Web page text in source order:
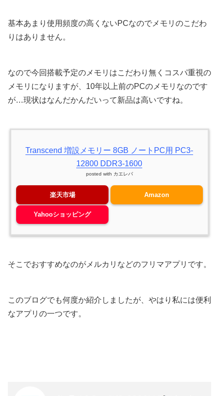
基本あまり使用頻度の高くないPCなのでメモリのこだわ
りはありません。
なので今回搭載予定のメモリはこだわり無くコスパ重視の
メモリになりますが、10年以上前のPCのメモリなのです
が…現状はなんだかんだいって新品は高いですね。
Transcend 増設メモリー 8GB ノートPC用 PC3-
12800 DDR3-1600
posted with カエレバ
楽天市場 Amazon
Yahooショッピング
そこでおすすめなのがメルカリなどのフリマアプリです。
このブログでも何度か紹介しましたが、やはり私には便利
なアプリの一つです。